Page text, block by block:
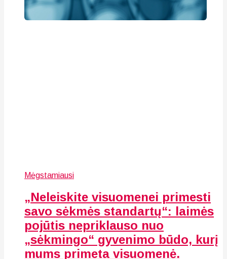
Mėgstamiausi
„Neleiskite visuomenei primesti
savo sėkmės standartų“: laimės
pojūtis nepriklauso nuo
„sėkmingo“ gyvenimo būdo, kurį
mums primeta visuomenė.